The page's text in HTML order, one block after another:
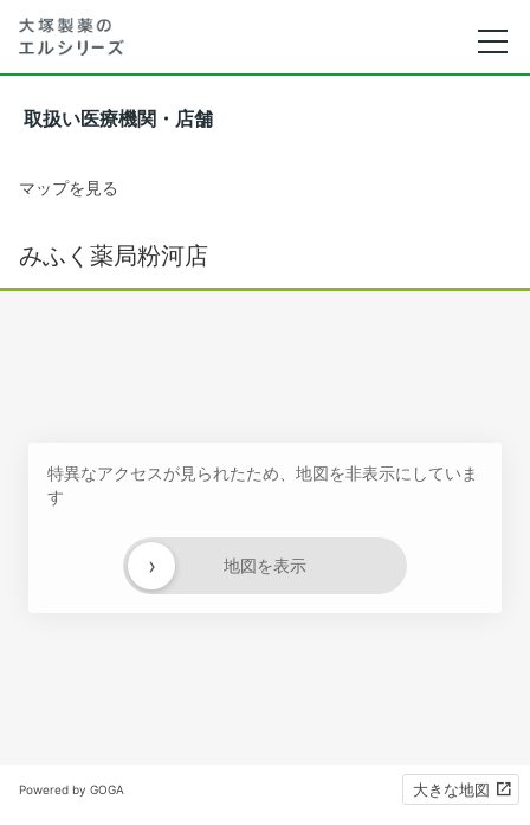
取扱い医療機関・店舗
マップを見る
みふく薬局粉河店
特異なアクセスが見られたため、地図を非表示にしていま
す
地図を表示
›
Powered by GOGA 大きな地図